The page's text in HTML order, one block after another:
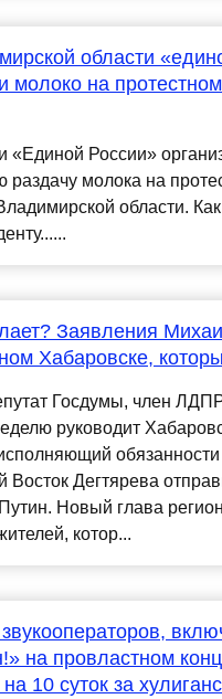
области
молоко на
«Единой России»
раздачу молока на
области.
Заявления
Хабаровске,
Госдумы, член
руководит
обязанности
Восток Дегтярева
Новый глава
котор...
на провластном
10 суток за